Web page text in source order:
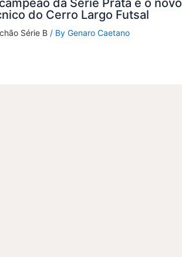
do Cerro Largo Futsal
Série B / By Genaro Caetano